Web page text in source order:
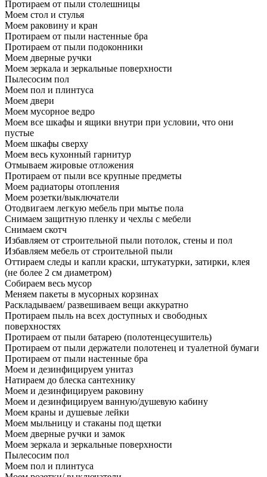
Протираем от пыли столешницы
Моем стол и стулья
Моем раковину и кран
Протираем от пыли настенные бра
Протираем от пыли подоконники
Моем дверные ручки
Моем зеркала и зеркальные поверхности
Пылесосим пол
Моем пол и плинтуса
Моем двери
Моем мусорное ведро
Моем все шкафы и ящики внутри при условии, что они
пустые
Моем шкафы сверху
Моем весь кухонный гарнитур
Отмываем жировые отложения
Протираем от пыли все крупные предметы
Моем радиаторы отопления
Моем розетки/выключатели
Отодвигаем легкую мебель при мытье пола
Снимаем защитную пленку и чехлы с мебели
Снимаем скотч
Избавляем от строительной пыли потолок, стены и пол
Избавляем мебель от строительной пыли
Оттираем следы и капли краски, штукатурки, затирки, клея
(не более 2 см диаметром)
Собираем весь мусор
Меняем пакеты в мусорных корзинах
Раскладываем/ развешиваем вещи аккуратно
Протираем пыль на всех доступных и свободных
поверхностях
Протираем от пыли батарею (полотенцесушитель)
Протираем от пыли держатели полотенец и туалетной бумаги
Протираем от пыли настенные бра
Моем и дезинфицируем унитаз
Натираем до блеска сантехнику
Моем и дезинфицируем раковину
Моем и дезинфицируем ванную/душевую кабину
Моем краны и душевые лейки
Моем мыльницу и стаканы под щетки
Моем дверные ручки и замок
Моем зеркала и зеркальные поверхности
Пылесосим пол
Моем пол и плинтуса